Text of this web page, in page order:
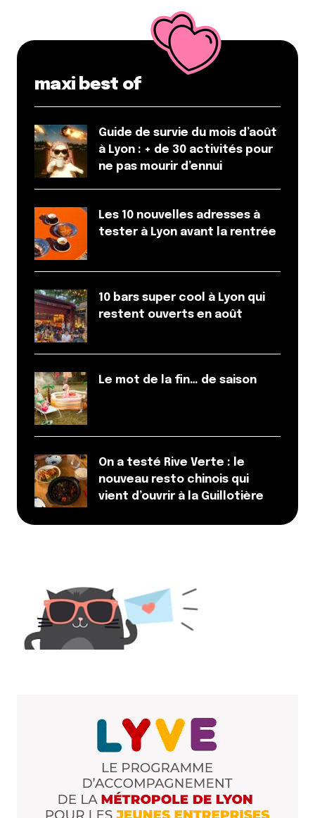
maxi best of
Guide de survie du mois d’août
à Lyon : + de 30 activités pour
ne pas mourir d’ennui
Les 10 nouvelles adresses à
tester à Lyon avant la rentrée
10 bars super cool à Lyon qui
restent ouverts en août
Le mot de la fin… de saison
On a testé Rive Verte : le
nouveau resto chinois qui
vient d’ouvrir à la Guillotière